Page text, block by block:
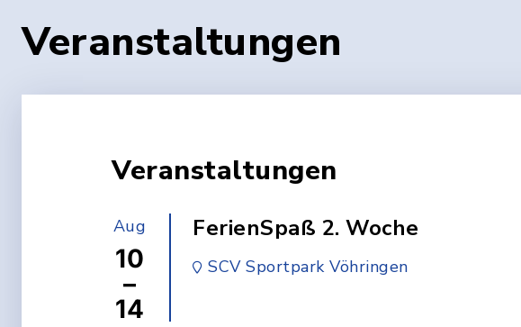
Veranstaltungen
Veranstaltungen
Aug
10
–
14
FerienSpaß 2. Woche
SCV Sportpark Vöhringen